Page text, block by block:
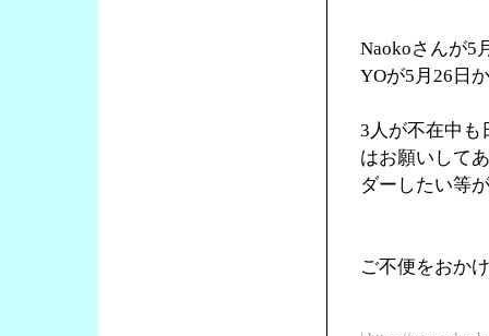
Naokoさんが5
YOが5月26日
3人が不在中も
はお願いして
ダーしたい等
ご不便をおか